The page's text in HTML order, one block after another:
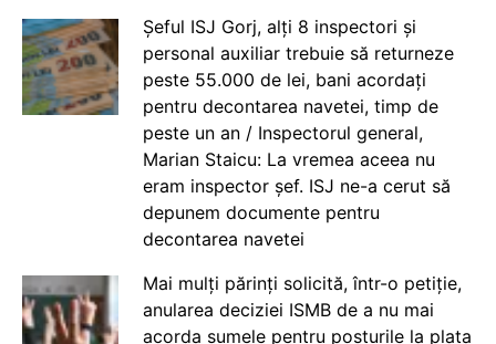
Șeful ISJ Gorj, alți 8 inspectori și
personal auxiliar trebuie să returneze
peste 55.000 de lei, bani acordați
pentru decontarea navetei, timp de
peste un an / Inspectorul general,
Marian Staicu: La vremea aceea nu
eram inspector șef. ISJ ne-a cerut să
depunem documente pentru
decontarea navetei
Mai mulți părinți solicită, într-o petiție,
anularea deciziei ISMB de a nu mai
acorda sumele pentru posturile la plata